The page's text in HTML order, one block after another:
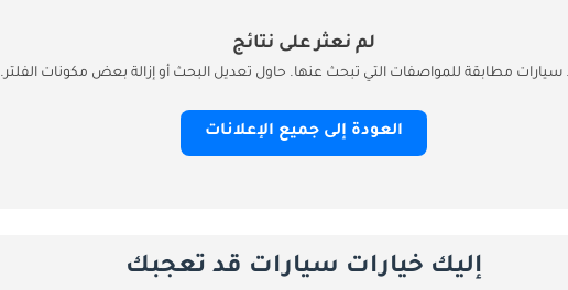
لم نعثر على نتائج
سيارات مطابقة للمواصفات التي تبحث عنها. حاول تعديل البحث أو إزالة بعض مكونات الفلتر.
العودة إلى جميع الإعلانات
إليك خيارات سيارات قد تعجبك